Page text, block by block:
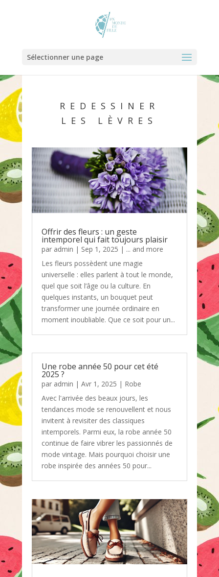
Sélectionner une page
REDESSINER
LES LÈVRES
Offrir des fleurs : un geste
intemporel qui fait toujours plaisir
par admin | Sep 1, 2025 | ... and more
Les fleurs possèdent une magie
universelle : elles parlent à tout le monde,
quel que soit l’âge ou la culture. En
quelques instants, un bouquet peut
transformer une journée ordinaire en
moment inoubliable. Que ce soit pour un...
Une robe année 50 pour cet été
2025 ?
par admin | Avr 1, 2025 | Robe
Avec l'arrivée des beaux jours, les
tendances mode se renouvellent et nous
invitent à revisiter des classiques
intemporels. Parmi eux, la robe année 50
continue de faire vibrer les passionnés de
mode vintage. Mais pourquoi choisir une
robe inspirée des années 50 pour...